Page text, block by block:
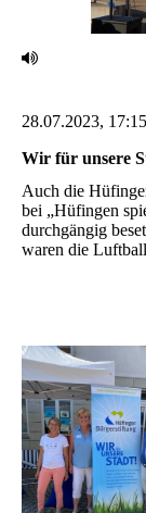
28.07.2023, 17:15
Wir für unsere
Auch die
bei „Hüfingen
durchgängig
waren die